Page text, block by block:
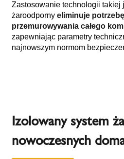
Zastosowanie technologii takiej
żaroodporny eliminuje
przemurowywania całego
zapewniając parametry
najnowszym normom
Izolowany system
nowoczesnych